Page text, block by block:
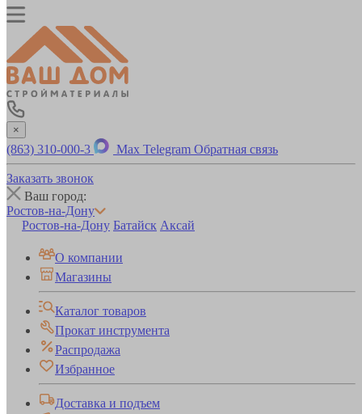
×
(863) 310-000-3 Max Telegram Обратная связь
Заказать звонок
Ваш город:
Ростов-на-Дону
Ростов-на-Дону Батайск Аксай
О компании
Магазины
Каталог товаров
Прокат инструмента
Распродажа
Избранное
Доставка и подъем